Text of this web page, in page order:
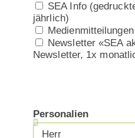
SEA Info
jährlich)
Newsletter «SEA
Newsletter, 1x
Personalien